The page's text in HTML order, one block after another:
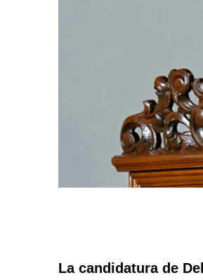
La candidatura de